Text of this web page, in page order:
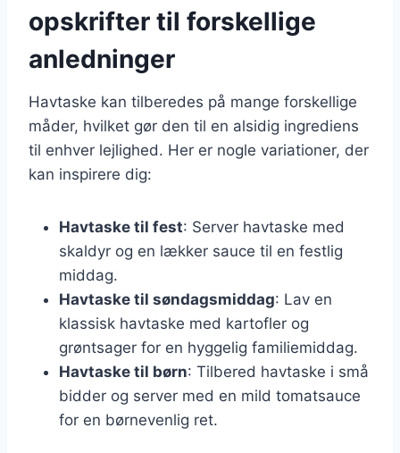
opskrifter til forskellige
anledninger
Havtaske kan tilberedes på mange forskellige
måder, hvilket gør den til en alsidig ingrediens
til enhver lejlighed. Her er nogle variationer, der
kan inspirere dig:
Havtaske til fest: Server havtaske med
skaldyr og en lækker sauce til en festlig
middag.
Havtaske til søndagsmiddag: Lav en
klassisk havtaske med kartofler og
grøntsager for en hyggelig familiemiddag.
Havtaske til børn: Tilbered havtaske i små
bidder og server med en mild tomatsauce
for en børnevenlig ret.